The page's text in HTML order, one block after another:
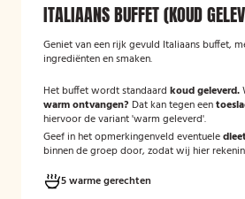
ITALIAANS BUFFET (KOUD
Geniet van een rijk gevuld Italiaans buffet,
ingrediënten en smaken.
Het buffet wordt standaard koud geleverd.
warm ontvangen? Dat kan tegen een
hiervoor de variant 'warm geleverd'.
Geef in het opmerkingenveld eventuele
binnen de groep door, zodat wij hier
5 warme gerechten